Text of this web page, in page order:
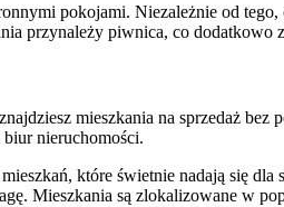
pokojami. Niezależnie od tego,
przynależy piwnica, co dodatkowo
mieszkania na sprzedaż
biur nieruchomości.
które świetnie nadają się
Mieszkania są zlokalizowane w